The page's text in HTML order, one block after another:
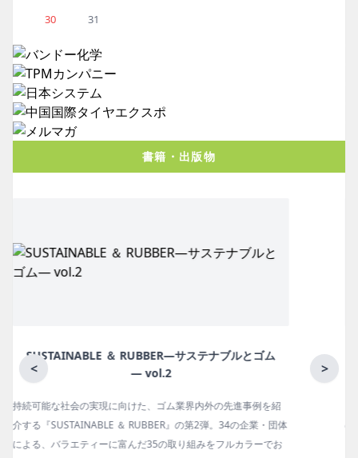
30
31
書籍・出版物
< >
体
月刊ラバーインダストリー／単品
ゴム報知新聞の姉妹誌。ゴム・エラストマー製品・市場分野別
の動向、新製品・技術、原材料動向、設備・機械の紹介、イン
タビュー、海外企業情報、統計などをコンパクトに掲載してい